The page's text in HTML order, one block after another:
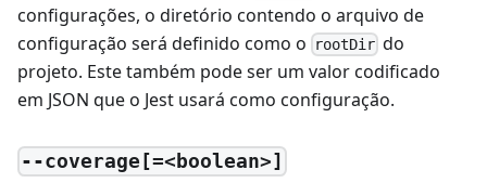
configurações, o diretório contendo o arquivo de
configuração será definido como o
rootDir do
projeto. Este também pode ser um valor codificado
em JSON que o Jest usará como configuração.
--coverage[=<boolean>]